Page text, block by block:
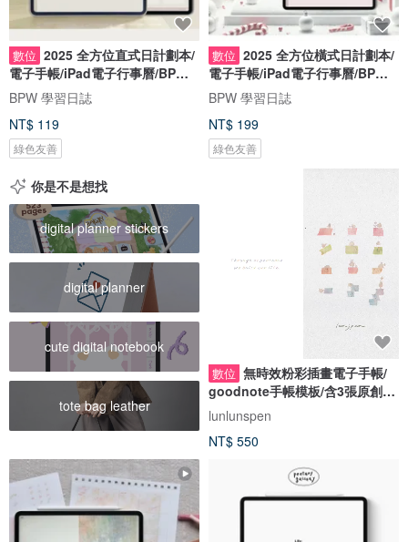
數位 2025 全方位直式日計劃本/
電子手帳/iPad電子行事曆/BPW
Goodnote
BPW 學習日誌
NT$ 119
綠色友善
數位 2025 全方位橫式日計劃本/
電子手帳/iPad電子行事曆/BPW
Goodnote
BPW 學習日誌
NT$ 199
綠色友善
你是不是想找
digital planner stickers
digital planner
cute digital notebook
tote bag leather
數位 無時效粉彩插畫電子手帳/
goodnote手帳模板/含3張原創插
畫lunlunspen
NT$ 550